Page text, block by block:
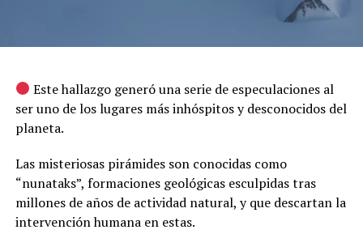
Este hallazgo generó una serie de especulaciones al
ser uno de los lugares más inhóspitos y desconocidos del
planeta.
Las misteriosas pirámides son conocidas como
“nunataks”, formaciones geológicas esculpidas tras
millones de años de actividad natural, y que descartan la
intervención humana en estas.